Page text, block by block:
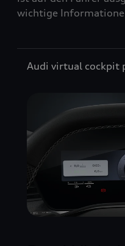
wichtige
Audi virtual cockpit